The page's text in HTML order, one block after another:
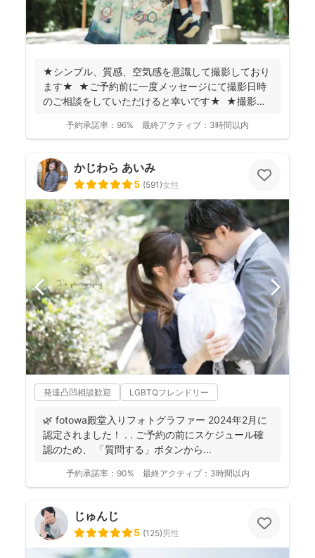
★シンプル、質感、空気感を意識して撮影しており
ます★ ★ご予約前に一度メッセージにて撮影日時
のご相談をしていただけると幸いです★ ★撮影に
予約承諾率： 96% 最終アクティブ： 3時間以内
かじわら あいみ
5 (591)女性
発達凸凹相談歓迎 LGBTQフレンドリー
🌿 fotowa殿堂入りフォトグラファー 2024年2月に
認定されました！ . . ご予約の前にスケジュール確
認のため、 「質問する」ボタンから...
予約承諾率： 90% 最終アクティブ： 3時間以内
じゅんじ
5 (125)男性